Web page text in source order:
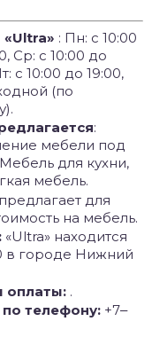
: Пн: с 10:00
Ср: с 10:00 до
с 10:00 до 19:00,
(по
:
мебели под
для кухни,
мебель.
для
на мебель.
«Ultra» находится
в городе Нижний
оплаты: .
телефону: +7‒